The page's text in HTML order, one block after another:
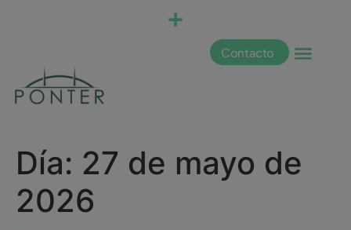
Contacto
Día: 27 de mayo de
2026